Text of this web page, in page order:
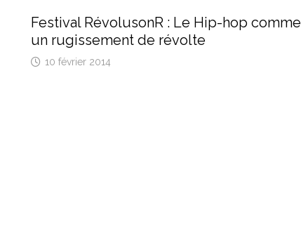
Festival RévolusonR : Le Hip-hop comme
un rugissement de révolte
10 février 2014